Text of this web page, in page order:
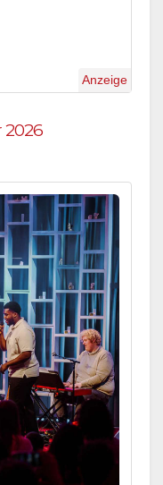
Anzeige
2026